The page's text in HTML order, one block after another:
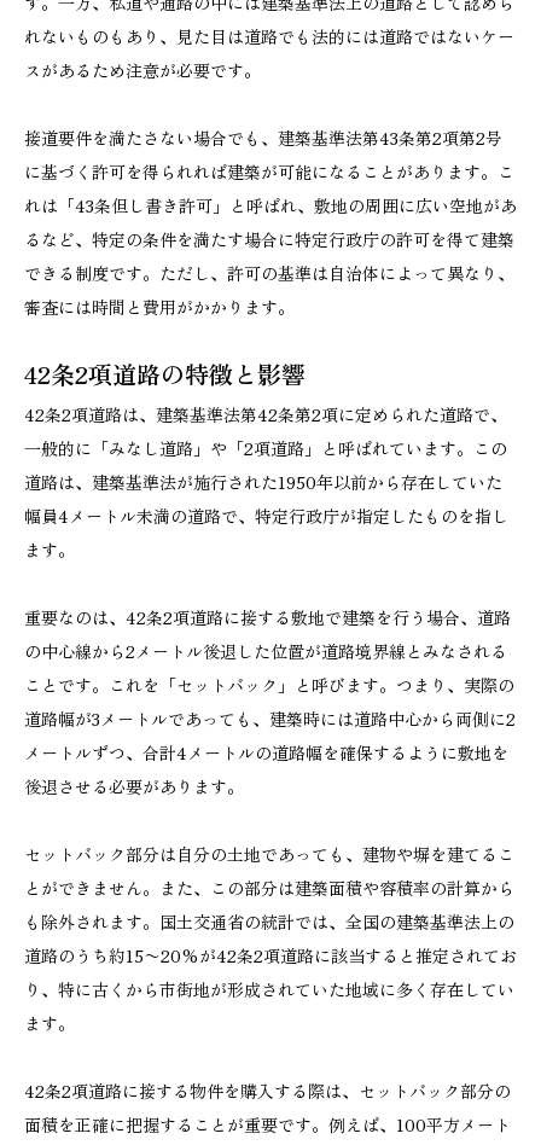
れないものもあり、見た目は道路でも法的には道路ではないケー
スがあるため注意が必要です。
接道要件を満たさない場合でも、建築基準法第43条第2項第2号
に基づく許可を得られれば建築が可能になることがあります。こ
れは「43条但し書き許可」と呼ばれ、敷地の周囲に広い空地があ
るなど、特定の条件を満たす場合に特定行政庁の許可を得て建築
できる制度です。ただし、許可の基準は自治体によって異なり、
審査には時間と費用がかかります。
42条2項道路の特徴と影響
42条2項道路は、建築基準法第42条第2項に定められた道路で、
一般的に「みなし道路」や「2項道路」と呼ばれています。この
道路は、建築基準法が施行された1950年以前から存在していた
幅員4メートル未満の道路で、特定行政庁が指定したものを指し
ます。
重要なのは、42条2項道路に接する敷地で建築を行う場合、道路
の中心線から2メートル後退した位置が道路境界線とみなされる
ことです。これを「セットバック」と呼びます。つまり、実際の
道路幅が3メートルであっても、建築時には道路中心から両側に2
メートルずつ、合計4メートルの道路幅を確保するように敷地を
後退させる必要があります。
セットバック部分は自分の土地であっても、建物や塀を建てるこ
とができません。また、この部分は建築面積や容積率の計算から
も除外されます。国土交通省の統計では、全国の建築基準法上の
道路のうち約15〜20%が42条2項道路に該当すると推定されてお
り、特に古くから市街地が形成されていた地域に多く存在してい
ます。
42条2項道路に接する物件を購入する際は、セットバック部分の
面積を正確に把握することが重要です。例えば、100平方メート